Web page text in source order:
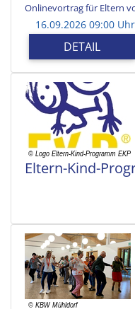
Onlinevortrag für Eltern
16.09.2026 09:00 Uhr
DETAIL
Eltern-Kind-